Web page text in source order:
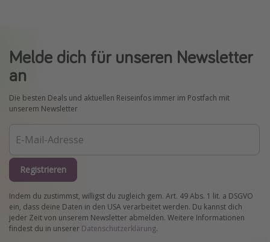
Melde dich für unseren Newsletter
an
Die besten Deals und aktuellen Reiseinfos immer im Postfach mit
unserem Newsletter
Registrieren
Indem du zustimmst, willigst du zugleich gem. Art. 49 Abs. 1 lit. a DSGVO
ein, dass deine Daten in den USA verarbeitet werden. Du kannst dich
jeder Zeit von unserem Newsletter abmelden. Weitere Informationen
findest du in unserer Datenschutzerklärung.